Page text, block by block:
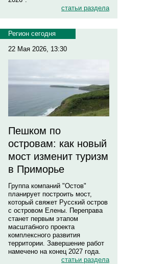
статьи раздела
Регион сегодня
22 Мая 2026, 13:30
Пешком по
островам: как новый
мост изменит туризм
в Приморье
Группа компаний "Остов"
планирует построить мост,
который свяжет Русский остров
с островом Елены. Переправа
станет первым этапом
масштабного проекта
комплексного развития
территории. Завершение работ
намечено на конец 2027 года.
статьи раздела